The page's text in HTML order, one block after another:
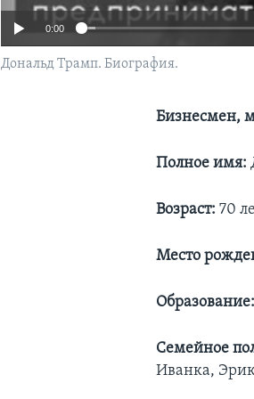
0:00
Дональд Трамп. Биография.
Бизнесмен,
Полное имя:
Возраст: 70
Место
Образование:
Семейное
Иванка,